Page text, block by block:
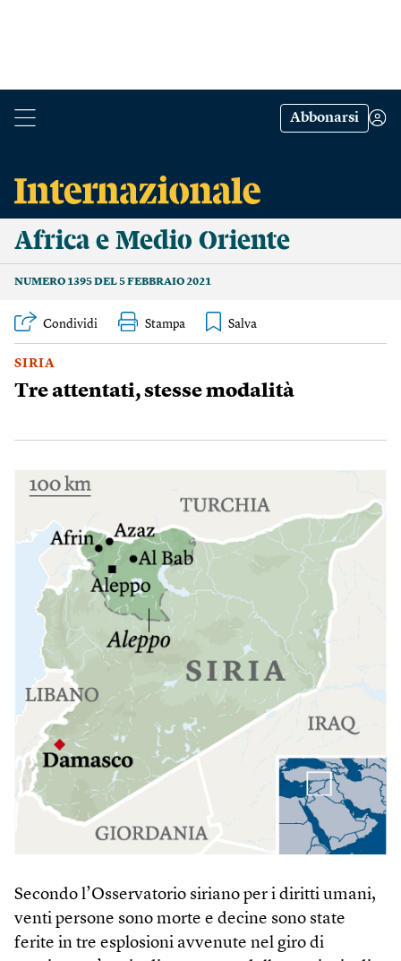
Abbonarsi
Africa e Medio Oriente
NUMERO 1395 DEL 5 FEBBRAIO 2021
Condividi Stampa
SIRIA
Tre attentati, stesse modalità
Secondo l’Osservatorio siriano per i diritti umani,
venti persone sono morte e decine sono state
ferite in tre esplosioni avvenute nel giro di